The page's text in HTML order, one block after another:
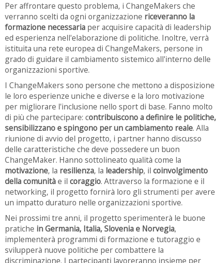
Per affrontare questo problema, i ChangeMakers che
verranno scelti da ogni organizzazione riceveranno la
formazione necessaria per acquisire capacità di leadership
ed esperienza nell'elaborazione di politiche. Inoltre, verrà
istituita una rete europea di ChangeMakers, persone in
grado di guidare il cambiamento sistemico all'interno delle
organizzazioni sportive.
I ChangeMakers sono persone che mettono a disposizione
le loro esperienze uniche e diverse e la loro motivazione
per migliorare l'inclusione nello sport di base. Fanno molto
di più che partecipare: contribuiscono a definire le politiche,
sensibilizzano e spingono per un cambiamento reale. Alla
riunione di avvio del progetto, i partner hanno discusso
delle caratteristiche che deve possedere un buon
ChangeMaker. Hanno sottolineato qualità come la
motivazione, la resilienza, la leadership, il coinvolgimento
della comunitàe il coraggio. Attraverso la formazione e il
networking, il progetto fornirà loro gli strumenti per avere
un impatto duraturo nelle organizzazioni sportive.
Nei prossimi tre anni, il progetto sperimenterà le buone
pratiche in Germania, Italia, Slovenia e Norvegia,
implementerà programmi di formazione e tutoraggio e
svilupperà nuove politiche per combattere la
discriminazione. I partecipanti lavoreranno insieme per